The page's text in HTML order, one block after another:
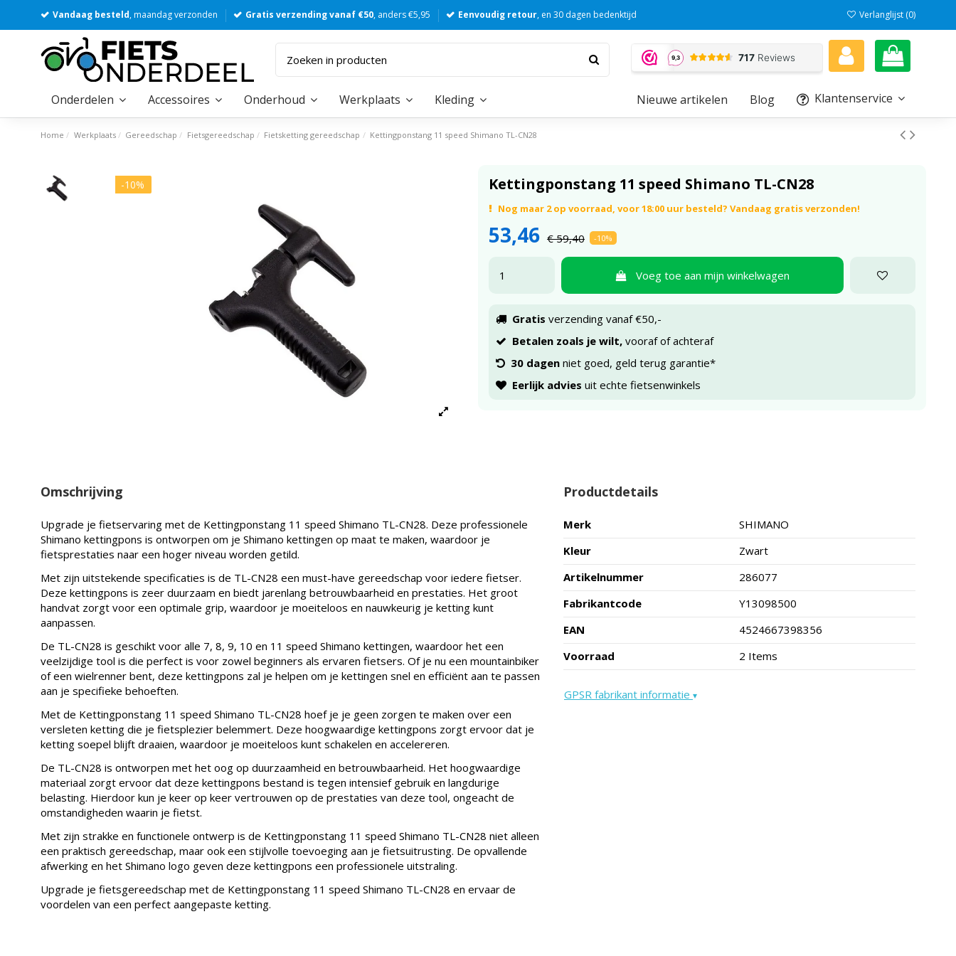
Vandaag besteld, maandag verzonden Gratis verzending vanaf €50, anders €5,95 Eenvoudig retour, en 30 dagen bedenktijd Verlanglijst (0)
Onderdelen Accessoires Onderhoud Werkplaats Kleding Klantenservice
Blog
Nieuwe artikelen
Home Werkplaats Gereedschap Fietsgereedschap Fietsketting gereedschap Kettingponstang 11 speed Shimano TL-CN28
-10% Kettingponstang 11 speed Shimano TL-CN28
Nog maar 2 op voorraad, voor 18:00 uur besteld? Vandaag gratis verzonden!
53,46 € 59,40 -10%
Voeg toe aan mijn winkelwagen
Gratis verzending vanaf €50,-
Betalen zoals je wilt,vooraf of achteraf
30 dagenniet goed, geld terug garantie*
Eerlijk advies uit echte fietsenwinkels
Omschrijving
Upgrade je fietservaring met de Kettingponstang 11 speed Shimano TL-CN28. Deze professionele
Shimano kettingpons is ontworpen om je Shimano kettingen op maat te maken, waardoor je
fietsprestaties naar een hoger niveau worden getild.
Met zijn uitstekende specificaties is de TL-CN28 een must-have gereedschap voor iedere fietser.
Deze kettingpons is zeer duurzaam en biedt jarenlang betrouwbaarheid en prestaties. Het groot
handvat zorgt voor een optimale grip, waardoor je moeiteloos en nauwkeurig je ketting kunt
aanpassen.
De TL-CN28 is geschikt voor alle 7, 8, 9, 10 en 11 speed Shimano kettingen, waardoor het een
veelzijdige tool is die perfect is voor zowel beginners als ervaren fietsers. Of je nu een mountainbiker
of een wielrenner bent, deze kettingpons zal je helpen om je kettingen snel en efficiënt aan te passen
aan je specifieke behoeften.
Met de Kettingponstang 11 speed Shimano TL-CN28 hoef je je geen zorgen te maken over een
versleten ketting die je fietsplezier belemmert. Deze hoogwaardige kettingpons zorgt ervoor dat je
ketting soepel blijft draaien, waardoor je moeiteloos kunt schakelen en accelereren.
De TL-CN28 is ontworpen met het oog op duurzaamheid en betrouwbaarheid. Het hoogwaardige
materiaal zorgt ervoor dat deze kettingpons bestand is tegen intensief gebruik en langdurige
belasting. Hierdoor kun je keer op keer vertrouwen op de prestaties van deze tool, ongeacht de
omstandigheden waarin je fietst.
Met zijn strakke en functionele ontwerp is de Kettingponstang 11 speed Shimano TL-CN28 niet alleen
een praktisch gereedschap, maar ook een stijlvolle toevoeging aan je fietsuitrusting. De opvallende
afwerking en het Shimano logo geven deze kettingpons een professionele uitstraling.
Upgrade je fietsgereedschap met de Kettingponstang 11 speed Shimano TL-CN28 en ervaar de
voordelen van een perfect aangepaste ketting.
Productdetails
Merk
SHIMANO
Kleur
Zwart
Artikelnummer
286077
Fabrikantcode
Y13098500
EAN
4524667398356
Voorraad
2 Items
GPSR fabrikant informatie ▾